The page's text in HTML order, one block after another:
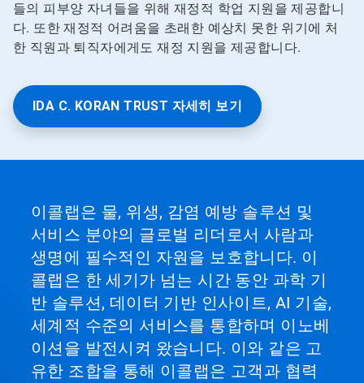
들의 피부양 자녀들을 위해 재정적 학업 지원을 제공합니
다. 또한 재정적 어려움을 초래한 예상치 못한 위기에 처
한 직원과 퇴직자에게도 재정 지원을 제공합니다.
IDA C. KORAN TRUST 자세히 보기
이콜랩은 물, 위생, 감염 예방 솔루션 및
서비스 분야의 글로벌 리더로서 사람과
생명에 필수적인 자원을 보호합니다. 이
콜랩은 한 세기가 넘는 시간 동안 과학 기
반 솔루션, 데이터 기반 인사이트, AI 기술,
세계적 수준의 서비스를 통합하며 이노베
이션을 발전시켜 왔습니다. 이와 같은 고
유한 조합을 통해 이콜랩은 고객과 협력